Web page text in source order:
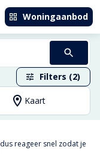
Woningaanbod
Filters (2)
Kaart
dus reageer snel zodat je